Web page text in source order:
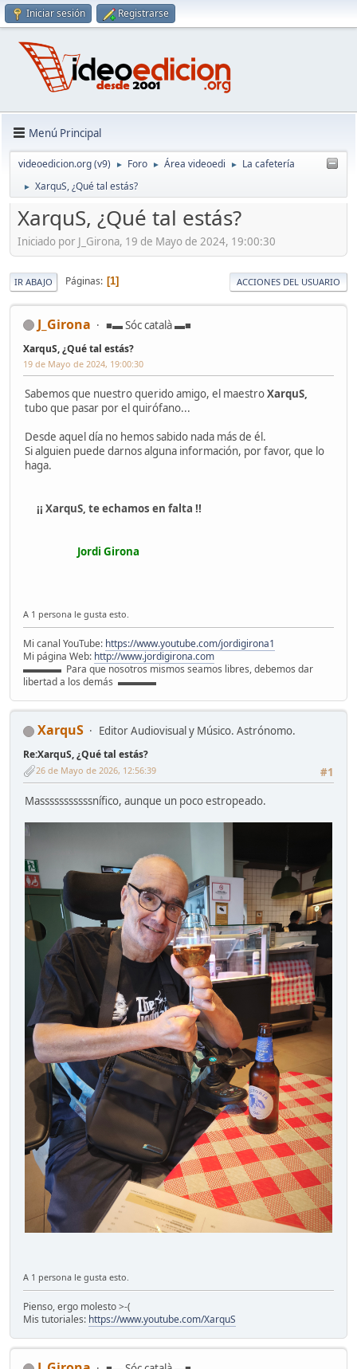
Iniciar sesión Registrarse
Menú Principal
videoedicion.org (v9) ► Foro ► Área videoedi ► La cafetería
► XarquS, ¿Qué tal estás?
XarquS, ¿Qué tal estás?
Iniciado por J_Girona, 19 de Mayo de 2024, 19:00:30
IR ABAJO Páginas 1 ACCIONES DEL USUARIO
J_Girona ■▬ Sóc català ▬■
XarquS, ¿Qué tal estás?
19 de Mayo de 2024, 19:00:30
Sabemos que nuestro querido amigo, el maestroXarquS,
tubo que pasar por el quirófano...
Desde aquel día no hemos sabido nada más de él.
Si alguien puede darnos alguna información, por favor, que lo
haga.
¡¡ XarquS, te echamos en falta !!
Jordi Girona
A 1 persona le gusta esto.
Mi canal YouTube: https://www.youtube.com/jordigirona1
Mi página Web: http://www.jordigirona.com
▬▬▬▬ Para que nosotros mismos seamos libres, debemos dar
libertad a los demás ▬▬▬▬
XarquS Editor Audiovisual y Músico. Astrónomo.
Re:XarquS, ¿Qué tal estás?
#1
26 de Mayo de 2026, 12:56:39
Masssssssssssnífico, aunque un poco estropeado.
A 1 persona le gusta esto.
Pienso, ergo molesto >-(
Mis tutoriales: https://www.youtube.com/XarquS